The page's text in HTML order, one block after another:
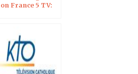
on France 5 TV: